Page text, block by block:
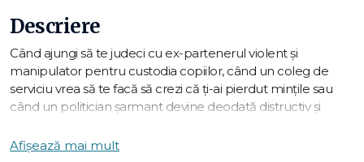
Descriere
Când ajungi să te judeci cu ex-partenerul violent și
manipulator pentru custodia copiilor, când un coleg de
serviciu vrea să te facă să crezi că ți-ai pierdut mințile sau
când un politician șarmant devine deodată distructiv și
desigur, să eviți pur și simplu astfel de persoane. Dar ce faci
Afișează mai mult